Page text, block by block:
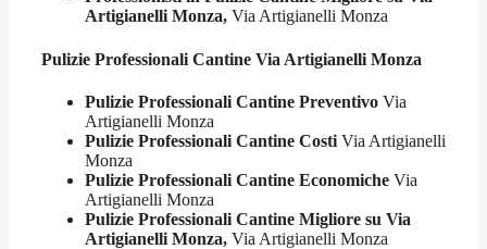
Artigianelli Monza, Via Artigianelli Monza
Pulizie Professionali Cantine Via Artigianelli Monza
Pulizie Professionali Cantine Preventivo Via
Artigianelli Monza
Pulizie Professionali Cantine Costi Via Artigianelli
Monza
Pulizie Professionali Cantine Economiche Via
Artigianelli Monza
Pulizie Professionali Cantine Migliore su Via
Artigianelli Monza, Via Artigianelli Monza